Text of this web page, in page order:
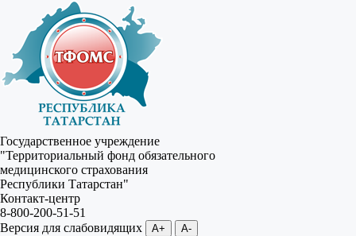
Государственное учреждение
"Территориальный фонд обязательного
медицинского страхования
Республики Татарстан"
Контакт-центр
8-800-200-51-51
Версия для слабовидящих
A+ A-